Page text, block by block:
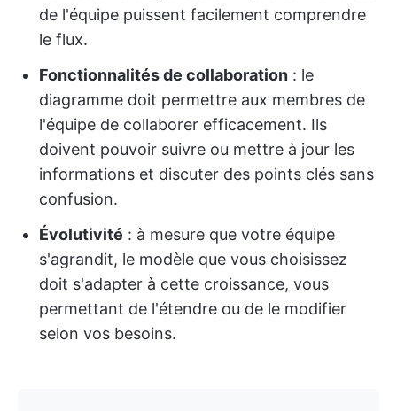
de l'équipe puissent facilement comprendre
le flux.
Fonctionnalités de collaboration : le
diagramme doit permettre aux membres de
l'équipe de collaborer efficacement. Ils
doivent pouvoir suivre ou mettre à jour les
informations et discuter des points clés sans
confusion.
Évolutivité : à mesure que votre équipe
s'agrandit, le modèle que vous choisissez
doit s'adapter à cette croissance, vous
permettant de l'étendre ou de le modifier
selon vos besoins.